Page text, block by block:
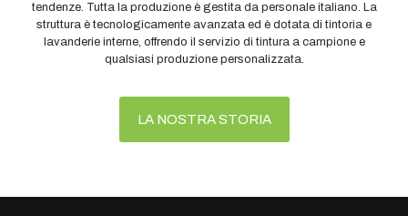
tendenze. Tutta la produzione è gestita da personale italiano. La
struttura è tecnologicamente avanzata ed è dotata di tintoria e
lavanderie interne, offrendo il servizio di tintura a campione e
qualsiasi produzione personalizzata.
LA NOSTRA STORIA